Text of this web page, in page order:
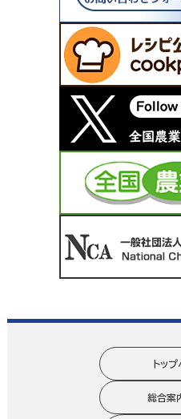
トッ
総合案